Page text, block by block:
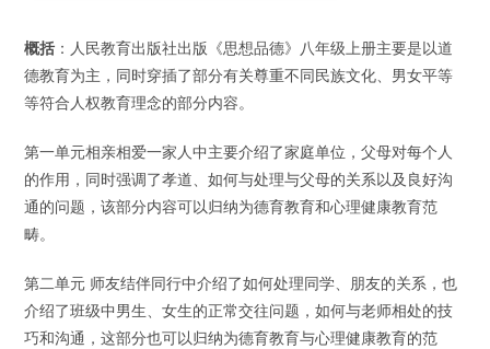
概括 ：人民教育出版社出版《思想品德》八年级上册主要是以道
德教育为主，同时穿插了部分有关尊重不同民族文化、男女平等
等符合人权教育理念的部分内容。
第一单元相亲相爱一家人中主要介绍了家庭单位，父母对每个人
的作用，同时强调了孝道、如何与处理与父母的关系以及良好沟
通的问题，该部分内容可以归纳为德育教育和心理健康教育范
畴。
第二单元 师友结伴同行中介绍了如何处理同学、朋友的关系，也
介绍了班级中男生、女生的正常交往问题，如何与老师相处的技
巧和沟通，这部分也可以归纳为德育教育与心理健康教育的范